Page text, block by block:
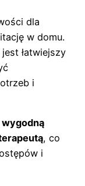
dla
w domu.
łatwiejszy
i
, co
i